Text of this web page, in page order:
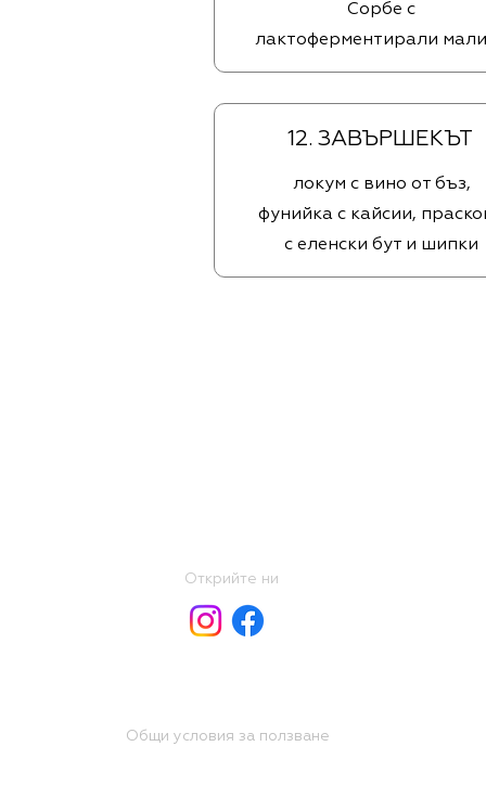
Сорбе с
лактоферментирали
12. ЗАВЪРШЕКЪТ
локум с вино от бъз,
фунийка с кайсии,
с еленски бут и шипки
Открийте ни
Общи условия за ползване